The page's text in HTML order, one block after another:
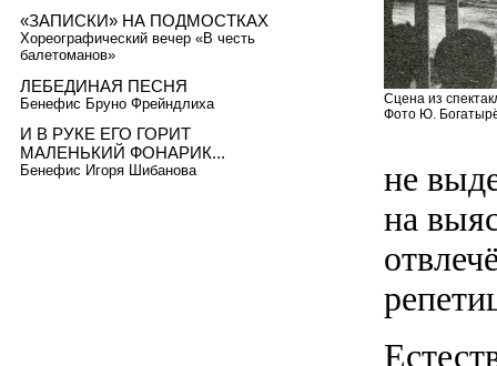
Сцена из
Фото Ю.
не
на
«ЗАПИСКИ» НА ПОДМОСТКАХ
Хореографический вечер «В честь
балетоманов»
ЛЕБЕДИНАЯ ПЕСНЯ
Бенефис Бруно Фрейндлиха
И В РУКЕ ЕГО ГОРИТ
МАЛЕНЬКИЙ ФОНАРИК...
Бенефис Игоря Шибанова